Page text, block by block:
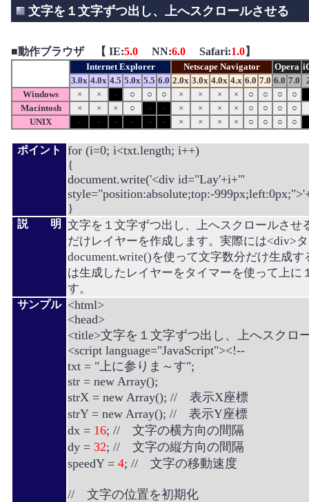
文字を１文字ずつ出し、上へスクロールさせる
■動作ブラウザ 【 IE:5.0 NN:6.0 Safari:1.0】
Internet Explorer Netscape Navigator Opera
3.0x 4.0x 4.5 5.0x 5.5 6.0 2.0x 3.0x 4.0x 4.x 6.0 7.0 6.0 7.0
Windows
× × - ○ ○ ○ × × × × ○ ○ ○
○
Macintosh
× × × ○ - - × × × × ○ ○ ○
○
UNIX
- - - - - - × × × × ○ ○ ○ ○
ポイント
for (i=0; i<txt.length; i++)
{
document.write('<div id="Lay'+i+'"
style="position:absolute;top:-
}
説 明
文字を１文字ずつ出し、上へスクロールさせ
だけレイヤーを作成します。実際には<div>
document.write()を使って文字数分だけ生成
は生成したレイヤーをタイマーを使って上に
す。
サンプル <html>
<head>
<title>文字を１文字ずつ出し、上へスクロ
<script language="JavaScript"><!--
txt = "上に参りま～す";
str = new Array();
strX = new Array(); // 表示X座標
strY = new Array(); // 表示Y座標
dx = 16; // 文字の横方向の間隔
dy = 32; // 文字の縦方向の間隔
speedY = 4; // 文字の移動速度
// 文字の位置を初期化